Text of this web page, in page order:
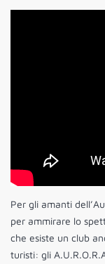
Per gli amanti
per ammirare lo
che esiste un club
turisti: gli